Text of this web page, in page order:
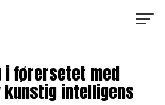
i førersetet med
intelligens